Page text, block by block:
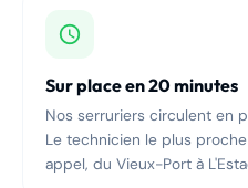
Sur place en 20 minutes
Nos serruriers circulent en
Le technicien le plus
appel, du Vieux-Port à